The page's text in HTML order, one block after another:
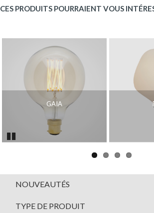
CES PRODUITS POURRAIENT VOUS
GAIA
NOUVEAUTÉS
TYPE DE PRODUIT